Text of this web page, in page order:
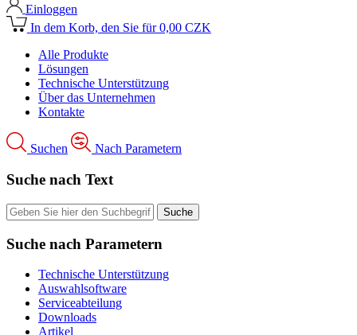
Einloggen
In dem Korb, den Sie für 0,00 CZK
Alle Produkte
Lösungen
Technische Unterstützung
Über das Unternehmen
Kontakte
Suchen Nach Parametern
Suche nach Text
Suche nach Parametern
Technische Unterstützung
Auswahlsoftware
Serviceabteilung
Downloads
Artikel